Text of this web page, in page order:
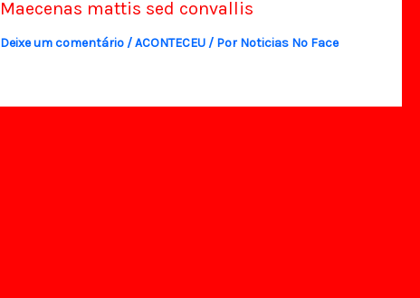
Maecenas mattis sed convallis
Deixe um comentário /ACONTECEU / Por Noticias No Face